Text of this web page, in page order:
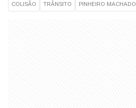
COLISÃO TRÂNSITO PINHEIRO MACHADO